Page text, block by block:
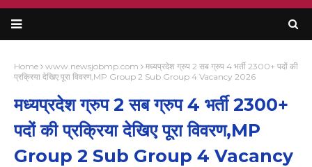
Home www.newsjobmp.com
मध्यप्रदेश ग्रुप 2 सब ग्रुप 4 भर्ती 2300+ पदों की
प्रक्रिया देखिए पूरा विवरण,MP Group 2 Sub Group 4 Vacancy 2026
मध्यप्रदेश ग्रुप 2 सब ग्रुप 4 भर्ती 2300+
पदों की प्रक्रिया देखिए पूरा विवरण,MP
Group 2 Sub Group 4 Vacancy